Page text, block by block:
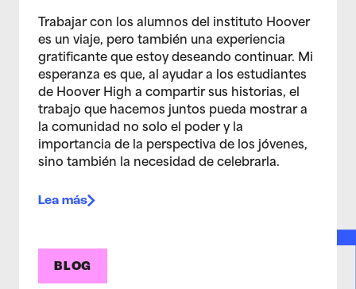
Trabajar con los alumnos del instituto Hoover
es un viaje, pero también una experiencia
gratificante que estoy deseando continuar. Mi
esperanza es que, al ayudar a los estudiantes
de Hoover High a compartir sus historias, el
trabajo que hacemos juntos pueda mostrar a
la comunidad no solo el poder y la
importancia de la perspectiva de los jóvenes,
sino también la necesidad de celebrarla.
Lea más
BLOG